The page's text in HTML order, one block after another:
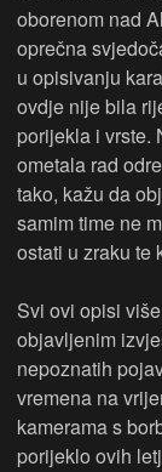
oborenom nad
oprečna
u opisivanju
ovdje nije bila
porijekla i vrste.
ometala rad
tako, kažu da
samim time ne
ostati u zraku te
Svi ovi opisi
objavljenim
nepoznatih
vremena na
kamerama s
porijeklo ovih